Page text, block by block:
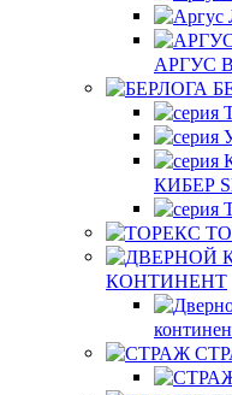
АРГУС
КИБЕР
КОНТИНЕНТ